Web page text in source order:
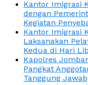
Kantor Imigrasi
dengan
Kegiatan
Kantor Imigrasi
Laksanakan
Kedua di Hari
Kapolres
Pangkat
Tanggung